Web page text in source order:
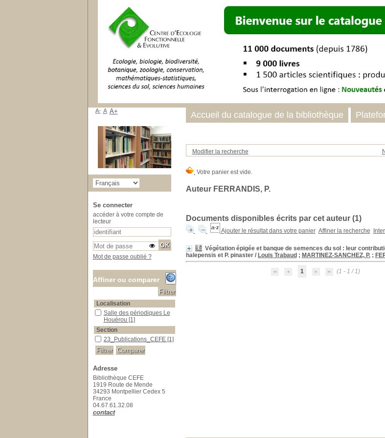
Modifier la recherche
Auteur FERRANDIS, P.
Documents disponibles écrits par cet auteur (1)
Ajouter le résultat dans votre panier Affiner la recherche
Végétation épigée et banque de semences du sol : leur
halepensis et P. pinaster/ Louis Trabaud ; MARTINEZ-SANCHEZ, P.;
1 (1 - 1 / 1)
Accueil du catalogue de la bibliothèque
A- A A+
Se connecter
accéder à votre compte de
lecteur
Mot de passe oublié ?
Affiner ou comparer
Localisation
Salle des périodiques Le Houérou
Salle des périodiques Le
Houérou [1]
Section
23_Publications_CEFE
23_Publications_CEFE [1]
Adresse
Bibliothèque CEFE
1919 Route de Mende
34293 Montpellier Cedex 5
France
04.67.61.32.08
contact